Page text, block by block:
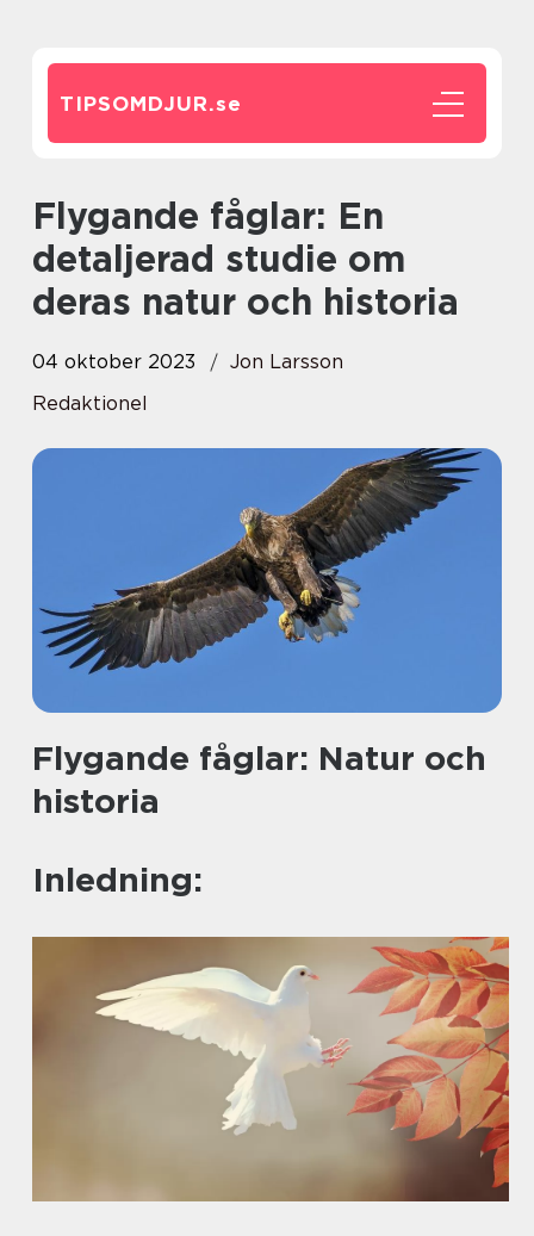
TIPSOMDJUR.se
Flygande fåglar: En
detaljerad studie om
deras natur och historia
04 oktober 2023
Jon Larsson
Redaktionel
Flygande fåglar: Natur och
historia
Inledning: